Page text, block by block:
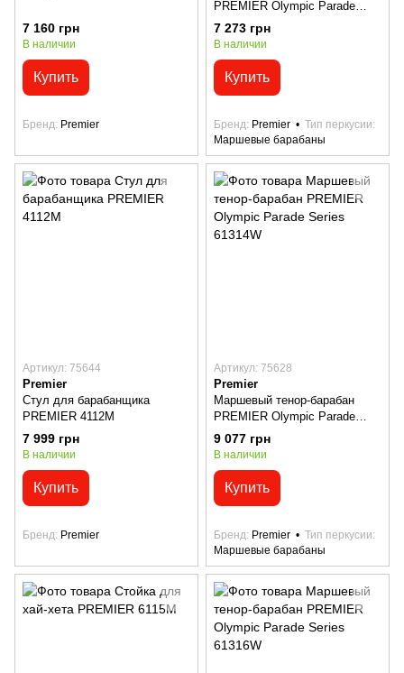
7 160 грн
В наличии
Купить
Бренд Premier
PREMIER Olympic Parade
Series 615055W
7 273 грн
В наличии
Купить
Бренд Premier
Тип перкусии
Маршевые барабаны
Артикул: 75644
Premier
Стул для барабанщика
PREMIER 4112M
7 999 грн
В наличии
Купить
Бренд Premier
Артикул: 75628
Premier
Маршевый тенор-барабан
PREMIER Olympic Parade
Series 61314W
9 077 грн
В наличии
Купить
Бренд Premier
Тип перкусии
Маршевые барабаны